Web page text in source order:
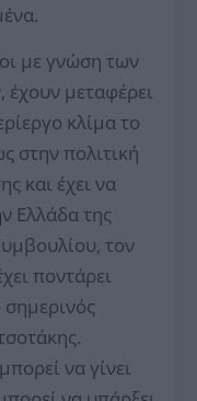
με γνώση των
μεταφέρει
κλίμα το
στην πολιτική
και έχει να
Ελλάδα της
τον
ποντάρει
σημερινός
να γίνει